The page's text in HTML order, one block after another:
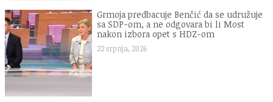
Grmoja predbacuje Benčić da se udružuje
sa SDP-om, a ne odgovara bi li Most
nakon izbora opet s HDZ-om
22 srpnja, 2026